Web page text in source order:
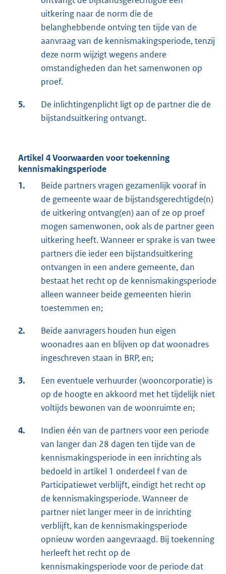
uitkering naar de norm die de
belanghebbende ontving ten tijde van de
aanvraag van de kennismakingsperiode, tenzij
deze norm wijzigt wegens andere
omstandigheden dan het samenwonen op
proef.
5.
De inlichtingenplicht ligt op de partner die de
bijstandsuitkering ontvangt.
Artikel 4 Voorwaarden voor toekenning
kennismakingsperiode
1.
Beide partners vragen gezamenlijk vooraf in
de gemeente waar de bijstandsgerechtigde(n)
de uitkering ontvang(en) aan of ze op proef
mogen samenwonen, ook als de partner geen
uitkering heeft. Wanneer er sprake is van twee
partners die ieder een bijstandsuitkering
ontvangen in een andere gemeente, dan
bestaat het recht op de kennismakingsperiode
alleen wanneer beide gemeenten hierin
toestemmen en;
2.
Beide aanvragers houden hun eigen
woonadres aan en blijven op dat woonadres
ingeschreven staan in BRP, en;
3.
Een eventuele verhuurder (wooncorporatie) is
op de hoogte en akkoord met het tijdelijk niet
voltijds bewonen van de woonruimte en;
4.
Indien één van de partners voor een periode
van langer dan 28 dagen ten tijde van de
kennismakingsperiode in een inrichting als
bedoeld in artikel 1 onderdeel f van de
Participatiewet verblijft, eindigt het recht op
de kennismakingsperiode. Wanneer de
partner niet langer meer in de inrichting
verblijft, kan de kennismakingsperiode
opnieuw worden aangevraagd. Bij toekenning
herleeft het recht op de
kennismakingsperiode voor de periode dat